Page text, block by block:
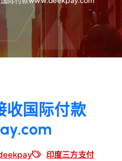
收国际付款
印度三方支付